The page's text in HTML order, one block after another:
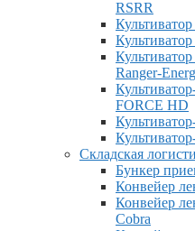
RSRR
Ranger-
FORCE HD
Складская
Бункер
Конвейер
Конвейер
Cobra